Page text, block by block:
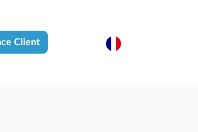
Client